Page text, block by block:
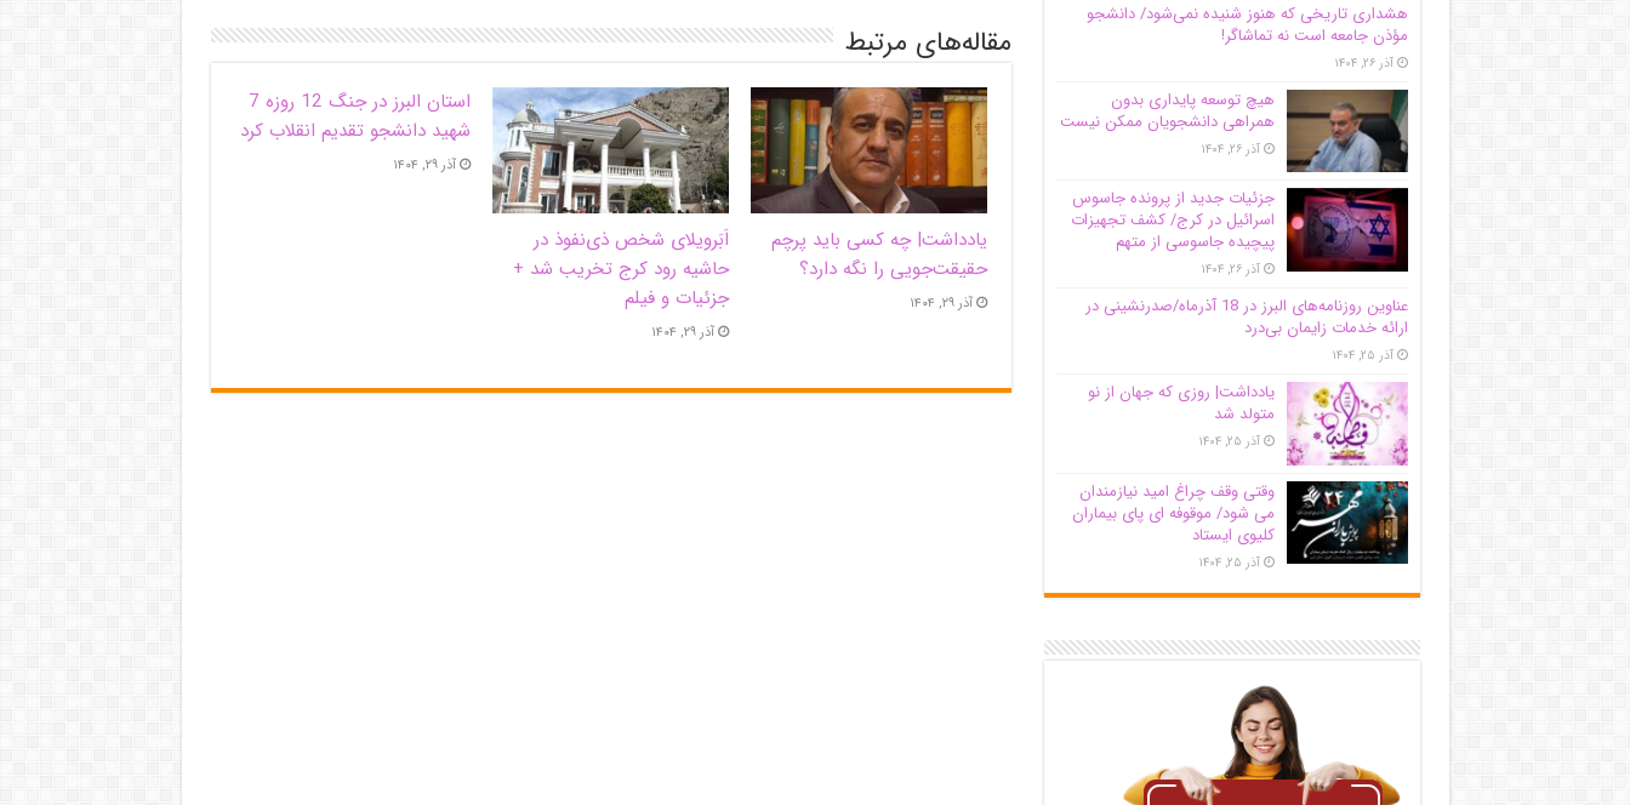
مقاله‌های مرتبط
یادداشت| ‌چه کسی باید پرچم
حقیقت‌جویی را نگه دارد؟
آذر ۲۹, ۱۴۰۴
اَبَر‌ویلای شخص ذی‌نفوذ در
حاشیه‌ رود کرج تخریب شد +
جزئیات و فیلم
آذر ۲۹, ۱۴۰۴
استان البرز در جنگ 12 روزه 7
شهید دانشجو تقدیم انقلاب کرد
آذر ۲۹, ۱۴۰۴
هشداری تاریخی که هنوز شنیده نمی‌شود/ دانشجو
مؤذن جامعه است نه تماشاگر!
آذر ۲۶, ۱۴۰۴
هیچ توسعه پایداری بدون
همراهی دانشجویان ممکن نیست
آذر ۲۶, ۱۴۰۴
جزئیات جدید از پرونده جاسوس
اسرائیل در کرج/‌ کشف تجهیزات
پیچیده جاسوسی از متهم
آذر ۲۶, ۱۴۰۴
عناوین روزنامه‌های البرز در ‌18 آذرماه/صدرنشینی در
ارائه خدمات زایمان بی‌درد
آذر ۲۵, ۱۴۰۴
یادداشت| روزی که جهان از نو
متولد شد
آذر ۲۵, ۱۴۰۴
وقتی وقف چراغ امید نیازمندان
می شود/ موقوفه ای پای بیماران
کلیوی ایستاد
آذر ۲۵, ۱۴۰۴